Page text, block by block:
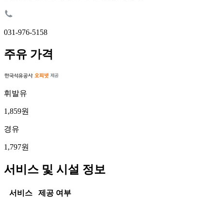
031-976-5158
주유 가격
휘발유
1,859원
경유
1,797원
서비스 및 시설 정보
서비스 제공 여부